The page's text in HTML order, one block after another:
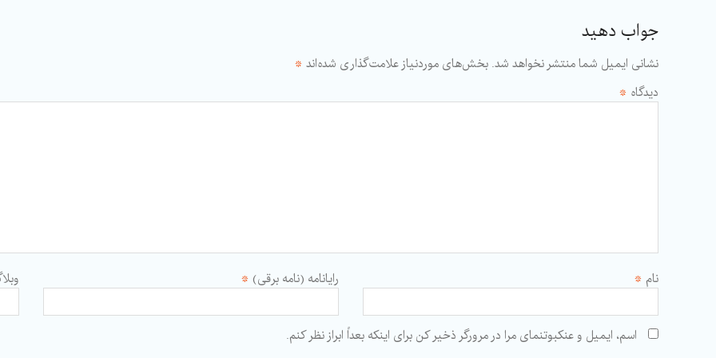
جواب دهید
نشانی ایمیل شما منتشر نخواهد شد. بخش‌های موردنیاز علامت‌گذاری شده‌اند *
دیدگاه *
نام * رایانامه (نامه برقی) *
اسم، ایمیل و عنکبوتنمای مرا در مرورگر ذخیر کن برای اینکه بعداً ابراز نظر کنم.